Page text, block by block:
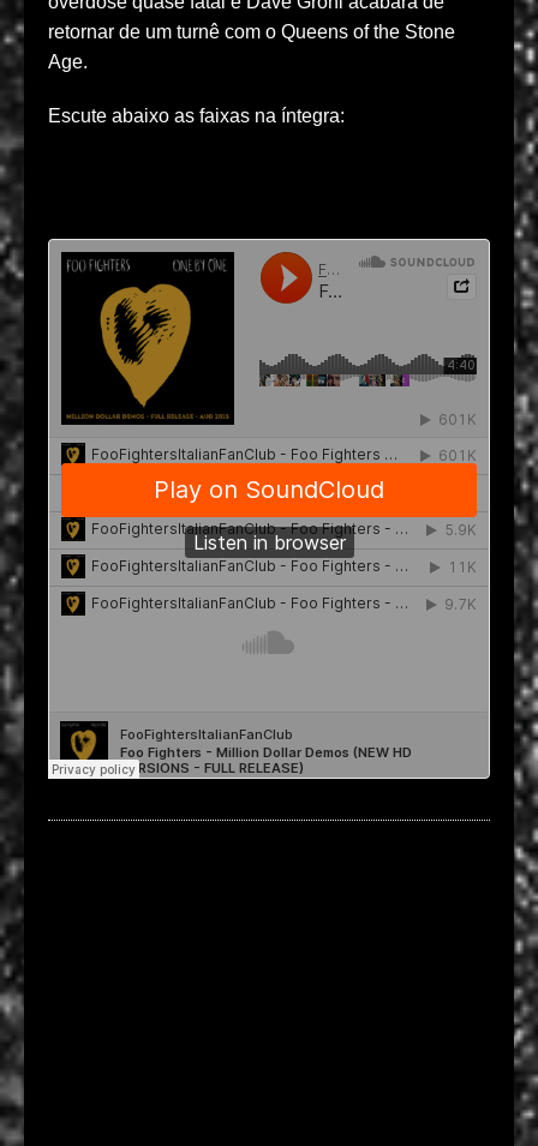
retornar de um turnê com o Queens of the Stone
Age.
Escute abaixo as faixas na íntegra: